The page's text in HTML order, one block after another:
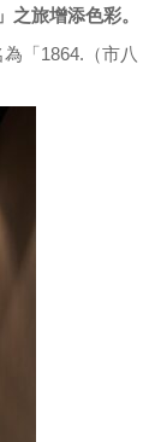
旅增添色彩。
「1864.（市八